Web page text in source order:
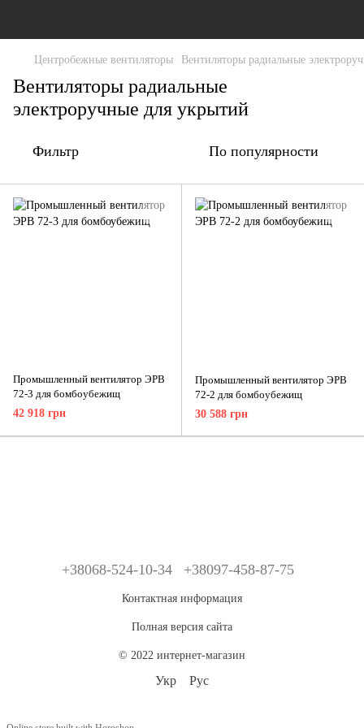
Центробежные вентиляторы Вентиляторы радиальные
Вентиляторы радиальные
электроручные для укрытий
Фильтр По популярности
Промышленный вентилятор ЭРВ
72-3 для бомбоубежищ
42 918 грн
Промышленный вентилятор ЭРВ
72-2 для бомбоубежищ
30 588 грн
+38068-524-10-34 +38097-458-87-75
Контактная информация
Полная версия сайта
© 2022 интернет-магазин
Укр Рус